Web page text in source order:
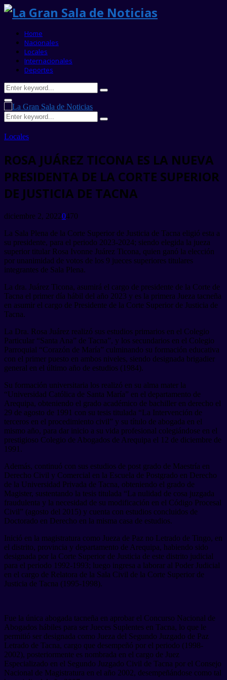
Home
Nacionales
Locales
Internacionales
Deportes
Search
for:
Search
Primary
Menu
Search
for:
Search
Locales
ROSA JUÁREZ TICONA ES LA NUEVA
PRESIDENTA DE LA CORTE SUPERIOR
DE JUSTICIA DE TACNA
diciembre 2, 20220470
La Sala Plena de la Corte Superior de Justicia de Tacna eligió esta a
su presidente, para el periodo 2023-2024; siendo elegida la jueza
superior titular Rosa Ivonne Juárez Ticona, quien ganó la elección
por unanimidad de votos de los 9 jueces superiores titulares
integrantes de Sala Plena.
La dra. Juárez Ticona, asumirá el cargo de presidente de la Corte de
Tacna el primer día hábil del año 2023 y es la primera Jueza tacneña
en asumir el cargo de Presidente de la Corte Superior de Justicia de
Tacna.
La Dra. Rosa Juárez realizó sus estudios primarios en el Colegio
Particular “Santa Ana” de Tacna”, y los secundarios en el Colegio
Parroquial “Corazón de María” culminando su formación educativa
con el primer puesto en ambos niveles, siendo designada brigadier
general en el último año de estudios (1984).
Su formación universitaria los realizó en su alma mater la
“Universidad Católica de Santa María” en el departamento de
Arequipa, obteniendo el grado académico de bachiller en derecho el
29 de agosto de 1991 con su tesis titulada “La Intervención de
terceros en el procedimiento civil” y su título de abogada en el
mismo año, para dar inicio a su vida profesional colegiándose en el
prestigioso Colegio de Abogados de Arequipa el 12 de diciembre de
1991.
Además, continuó con sus estudios de post grado de Maestría en
Derecho Civil y Comercial en la Escuela de Postgrado en Derecho
de la Universidad Privada de Tacna, obteniendo el grado de
Magister, sustentando la tesis titulada “La nulidad de cosa juzgada
fraudulenta y la necesidad de su modificación en el Código Procesal
Civil” (agosto del 2015) y cuenta con estudios concluidos de
Doctorado en Derecho en la misma casa de estudios.
Inició en la magistratura como Jueza de Paz no Letrado de Tingo, en
el distrito, provincia y departamento de Arequipa, habiendo sido
designada por la Corte Superior de Justicia de este distrito judicial
para el periodo 1992-1993; luego ingresa a laborar al Poder Judicial
en el cargo de Relatora de la Sala Civil de la Corte Superior de
Justicia de Tacna (1995-1998).
Fue la única abogada tacneña en aprobar el Concurso Nacional de
Abogados hábiles para ser Jueces Suplentes en Tacna, lo que le
permitió ser designada como Jueza del Segundo Juzgado de Paz
Letrado de Tacna, cargo que desempeñó por el periodo (1998-
2002), posteriormente es nombrada en el cargo de Juez
Especializado en el Segundo Juzgado Civil de Tacna por el Consejo
Nacional de Magistratura en el año 2002, desempeñándose como tal